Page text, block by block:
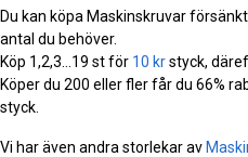
Du kan köpa Maskinskruvar
antal du behöver.
Köp 1,2,3...19 st för 10 krstyck,
Köper du 200 eller fler får du 66%
styck.
Vi har även andra storlekar av